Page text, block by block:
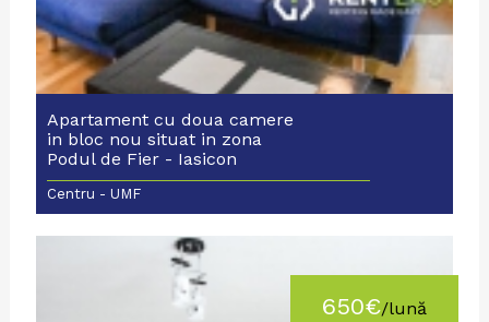
Apartament cu doua camere
in bloc nou situat in zona
Podul de Fier - Iasicon
Towers
Centru - UMF
650€/lună